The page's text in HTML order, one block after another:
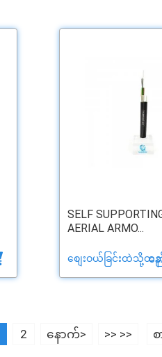
SELF
AERIAL ARMO...
စျေးဝယ်ခြင်းထဲန
2 နောက်> >> >>